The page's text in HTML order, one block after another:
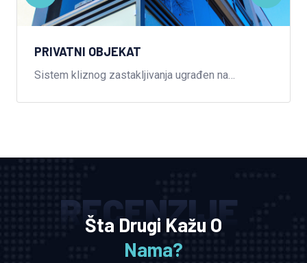
PRIVATNI OBJEKAT
Sistem kliznog zastakljivanja ugrađen na
RECENZIJE
Šta Drugi Kažu O
Nama?